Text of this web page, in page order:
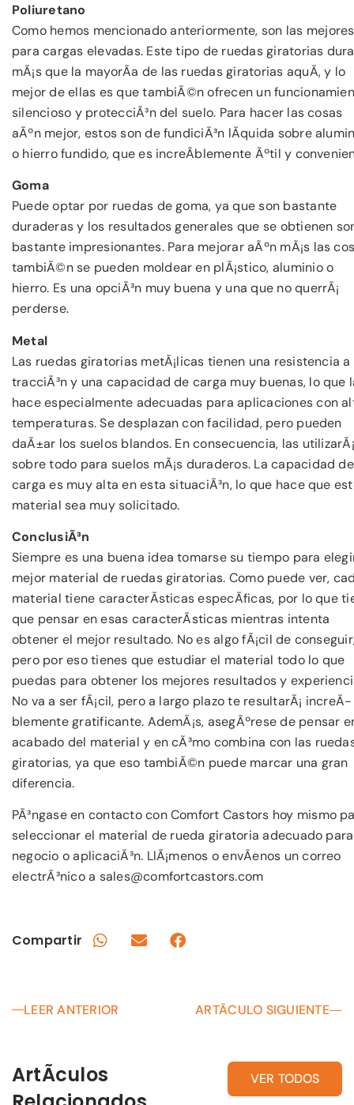
Poliuretano
Como hemos mencionado anteriormente, son las mejores
para cargas elevadas. Este tipo de ruedas giratorias
mÃ¡s que la mayorÃ­a de las ruedas giratorias aquÃ­, y lo
mejor de ellas es que tambiÃ©n ofrecen un
silencioso y protecciÃ³n del suelo. Para hacer las cosas
aÃºn mejor, estos son de fundiciÃ³n lÃ­quida sobre
o hierro fundido, que es increÃ­blemente Ãºtil y
Goma
Puede optar por ruedas de goma, ya que son bastante
duraderas y los resultados generales que se obtienen
bastante impresionantes. Para mejorar aÃºn mÃ¡s las
tambiÃ©n se pueden moldear en plÃ¡stico, aluminio o
hierro. Es una opciÃ³n muy buena y una que no querrÃ¡
perderse.
Metal
Las ruedas giratorias metÃ¡licas tienen una resistencia a
tracciÃ³n y una capacidad de carga muy buenas, lo que
hace especialmente adecuadas para aplicaciones con
temperaturas. Se desplazan con facilidad, pero pueden
daÃ±ar los suelos blandos. En consecuencia, las utilizarÃ¡
sobre todo para suelos mÃ¡s duraderos. La capacidad de
carga es muy alta en esta situaciÃ³n, lo que hace que
material sea muy solicitado.
ConclusiÃ³n
Siempre es una buena idea tomarse su tiempo para
mejor material de ruedas giratorias. Como puede ver,
material tiene caracterÃ­sticas especÃ­ficas, por lo que
que pensar en esas caracterÃ­sticas mientras intenta
obtener el mejor resultado. No es algo fÃ¡cil de
pero por eso tienes que estudiar el material todo lo que
puedas para obtener los mejores resultados y
No va a ser fÃ¡cil, pero a largo plazo te resultarÃ¡ increÃ­
blemente gratificante. AdemÃ¡s, asegÃºrese de pensar
acabado del material y en cÃ³mo combina con las
giratorias, ya que eso tambiÃ©n puede marcar una gran
diferencia.
PÃ³ngase en contacto con Comfort Castors hoy mismo
seleccionar el material de rueda giratoria adecuado
negocio o aplicaciÃ³n. LlÃ¡menos o envÃ­enos un correo
electrÃ³nico a sales@comfortcastors.com
Compartir
LEER ANTERIOR ARTÃCULO SIGUIENTE
ArtÃ­culos
VER TODOS